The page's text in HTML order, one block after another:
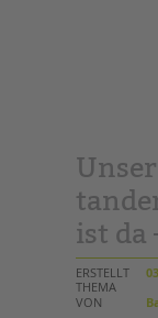
BETREUTES
TANDEM BTL
Zertfikatskurse
Seminarkalender
ist da
ERSTELLT
THEMA
VON